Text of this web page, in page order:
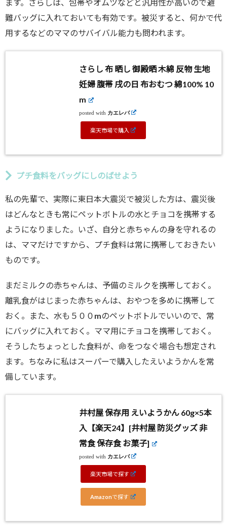
ます。さらしは、包帯やオムツなどと汎用性が高いので避
難バッグに入れておいても有効です。被災すると、何かで代
用するなどのママのサバイバル能力も問われます。
さらし 布 晒し 御殿晒 木綿 反物 生地
妊婦 腹帯 戌の日 布おむつ 綿100% 10
m
posted with カエレバ
楽天市場で購入
プチ食料をバッグにしのばせよう
私の先輩で、実際に東日本大震災で被災した方は、震災後
はどんなときも常にペットボトルの水とチョコを携帯する
ようになりました。いざ、自分と赤ちゃんの身を守れるの
は、ママだけですから、プチ食料は常に携帯しておきたい
ものです。
まだミルクの赤ちゃんは、予備のミルクを携帯しておく。
離乳食がはじまった赤ちゃんは、おやつを多めに携帯して
おく。また、水も５００mのペットボトルでいいので、常
にバッグに入れておく。ママ用にチョコを携帯しておく。
そうしたちょっとした食料が、命をつなぐ場合も想定され
ます。ちなみに私はスーパーで購入したえいようかんを常
備しています。
井村屋 保存用 えいようかん 60g×5本
入【楽天24】[井村屋 防災グッズ 非
常食 保存食 お菓子]
posted with カエレバ
楽天市場で探す
Amazonで探す